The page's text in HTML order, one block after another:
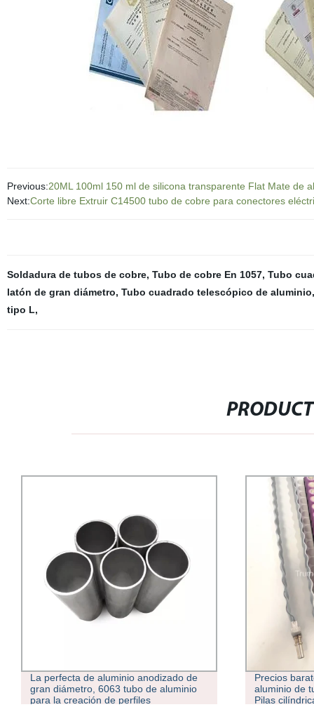
Previous:20ML 100ml 150 ml de silicona transparente Flat Mate de
Next:Corte libre Extruir C14500 tubo de cobre para conectores
Soldadura de tubos de cobre, Tubo de cobre En 1057, Tubo
latón de gran diámetro, Tubo cuadrado telescópico de aluminio
tipo L,
La perfecta de aluminio anodizado de
gran diámetro, 6063 tubo de aluminio
para la creación de perfiles
Precios
aluminio de
Pilas